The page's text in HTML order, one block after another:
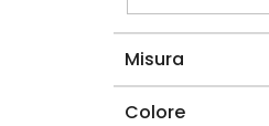
A
Misura
Colore